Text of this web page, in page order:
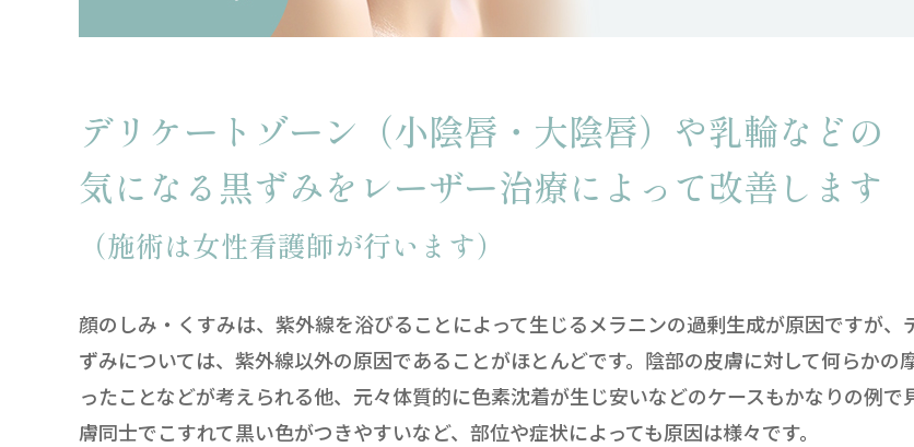
デリケートゾーン（小陰唇・大陰唇）や乳輪などの
気になる黒ずみをレーザー治療によって改善します
（施術は女性看護師が行います）
顔のしみ・くすみは、紫外線を浴びることによって生じるメラニンの過剰生成が原因ですが
ずみについては、紫外線以外の原因であることがほとんどです。陰部の皮膚に対して何らか
ったことなどが考えられる他、元々体質的に色素沈着が生じ安いなどのケースもかなりの例
膚同士でこすれて黒い色がつきやすいなど、部位や症状によっても原因は様々です。